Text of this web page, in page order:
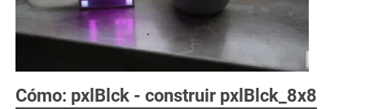
Cómo: pxlBlck - construir pxlBlck_8x8